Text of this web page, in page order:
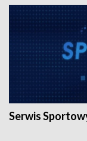
Serwis